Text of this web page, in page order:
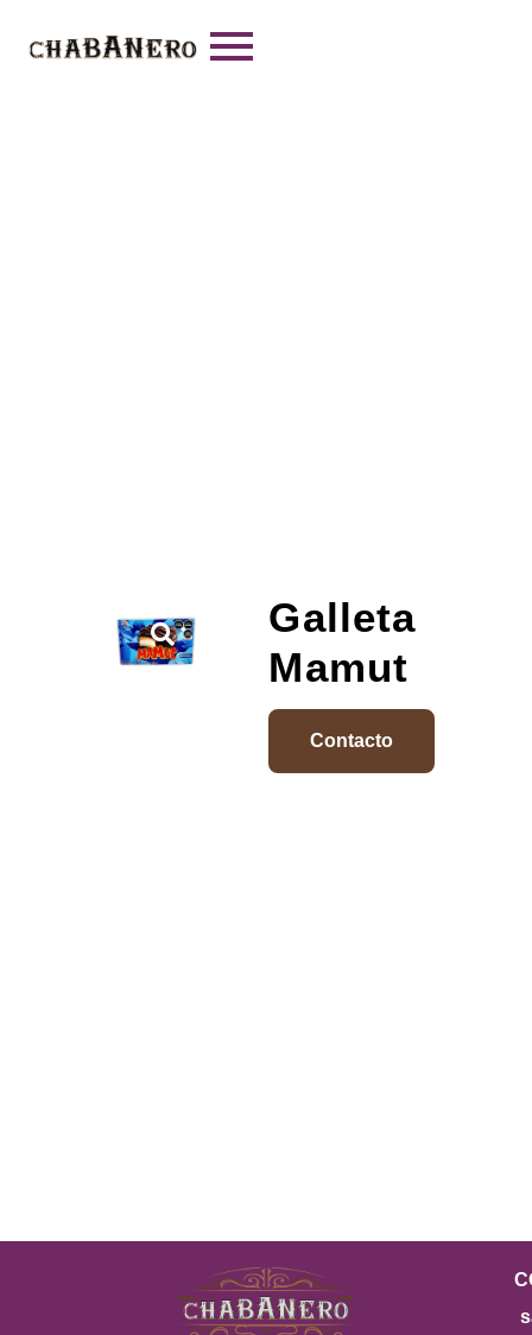
Galleta
Mamut
Contacto